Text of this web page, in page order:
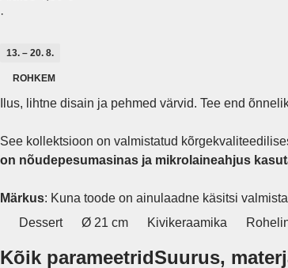
·
13. – 20. 8.
ROHKEM
Ilus, lihtne disain ja pehmed värvid. Tee end
See kollektsioon on valmistatud
on nõudepesumasinas ja mikrolaineahjus
Märkus: Kuna toode on ainulaadne käsitsi
Dessert
Ø 21 cm Kivikeraamika
Kõik parameetridSuurus,